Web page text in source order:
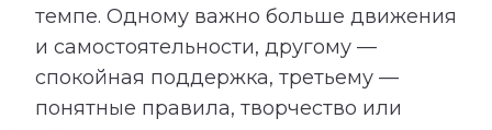
темпе. Одному важно больше движения
и самостоятельности, другому —
спокойная поддержка, третьему —
понятные правила, творчество или